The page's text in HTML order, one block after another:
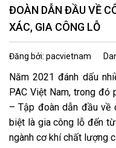
ĐOÀN DẪN ĐẦU VỀ
XÁC, GIA CÔNG LỖ
Đăng bởi: pacvietnam
Năm 2021 đánh dấu
PAC Việt Nam, trong
– Tập đoàn dẫn đầu về
biệt là gia công lỗ đến
ngành cơ khí chất lượng